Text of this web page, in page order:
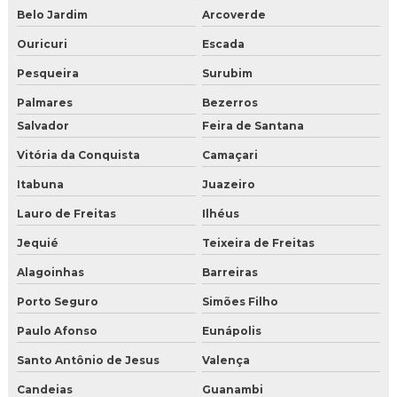
Belo Jardim Arcoverde
Ouricuri Escada
Pesqueira Surubim
Palmares
Bezerros
Salvador
Feira de Santana
Vitória da Conquista Camaçari
Itabuna Juazeiro
Lauro de Freitas Ilhéus
Jequié Teixeira de Freitas
Alagoinhas Barreiras
Porto Seguro Simões Filho
Paulo Afonso Eunápolis
Santo Antônio de Jesus Valença
Candeias Guanambi